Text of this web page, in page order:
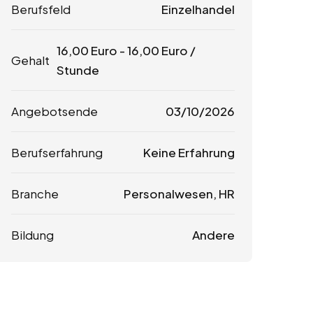
Berufsfeld Einzelhandel
Gehalt
16,00 Euro -16,00 Euro /
Stunde
Angebotsende 03/10/2026
Berufserfahrung Keine Erfahrung
Branche Personalwesen, HR
Bildung Andere